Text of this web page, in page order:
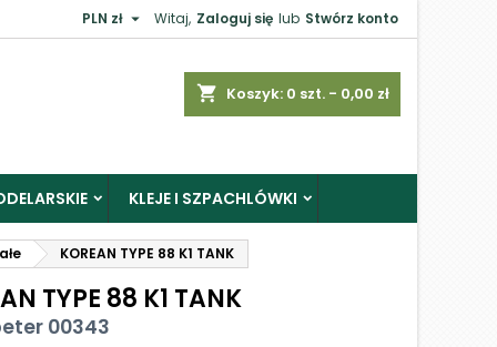
Witaj, Zaloguj się lub Stwórz konto
PLN zł 
shopping_cart Koszyk: 0 szt. - 0,00 zł
KLEJE I SZPACHLÓWKI
KOREAN TYPE 88 K1 TANK
TYPE 88 K1 TANK
00343